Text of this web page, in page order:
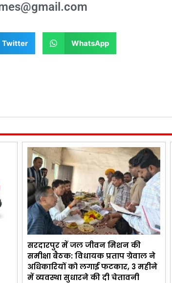
Twitter WhatsApp
सरदारपुर में जल जीवन मिशन की
समीक्षा बैठक: विधायक प्रताप ग्रेवाल ने
अधिकारियों को लगाई फटकार, 3 महीने
में व्यवस्था सुधारने की दी चेतावनी